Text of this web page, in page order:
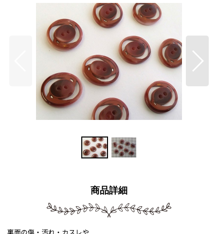
商品詳細
裏面の傷・汚れ・カスレや